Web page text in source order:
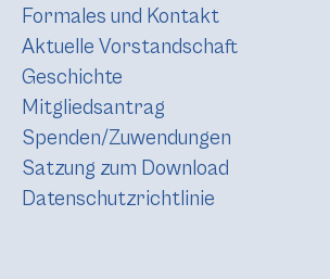
Formales und Kontakt
Aktuelle Vorstandschaft
Geschichte
Mitgliedsantrag
Spenden/Zuwendungen
Satzung zum Download
Datenschutzrichtlinie